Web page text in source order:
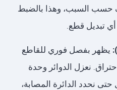
حسب السبب، وهذا بالضبط
تبديل قطع.
يظهر بفصل فوري للقاطع
نعزل الدوائر وحدة
نحدد الدائرة المصابة،